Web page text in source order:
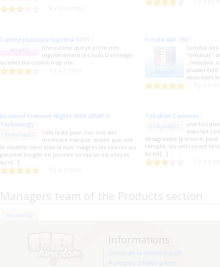
Culotte plastique Suprima 1311 :
rainette
Une culotte que je porte très
regulièrement les nuits.Dommage
qu'elles durcissent trop vite...
Forsite AM : PM :
J’achète
"médical "
, molicare,
plupart font
absorbent
Incontrol Premium Nights With Whiff-X
Technology :
kinkydiap52
Cela reste pour moi une des
meilleure marque, quelle que soit
le modèle, tient bien la nuit, malgres les velcros qui
peuvent bouger en journée lorsqu'on est assis et
qu'o[...]
Tykables Cammies :
kinkydiap52
une fois
mais fait
désagréable je trouve,
remplie, les velcros ont
au bo[...]
Managers team of the Products section
mickael22
Informations
Guide de la communauté
A propos d'ABKingdom